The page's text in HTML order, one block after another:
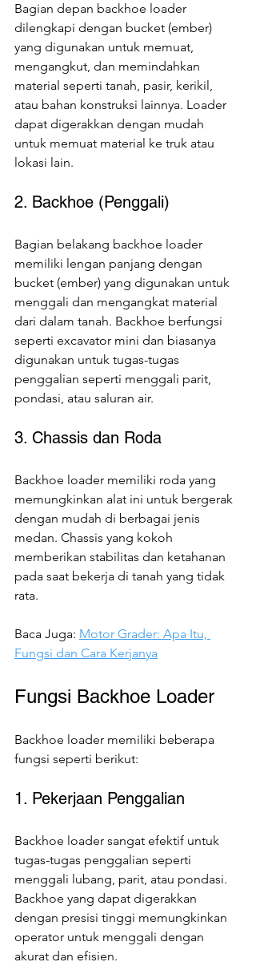
Bagian depan backhoe loader
dilengkapi dengan bucket (ember)
yang digunakan untuk memuat,
mengangkut, dan memindahkan
material seperti tanah, pasir, kerikil,
atau bahan konstruksi lainnya. Loader
dapat digerakkan dengan mudah
untuk memuat material ke truk atau
lokasi lain.
2. Backhoe (Penggali)
Bagian belakang backhoe loader
memiliki lengan panjang dengan
bucket (ember) yang digunakan untuk
menggali dan mengangkat material
dari dalam tanah. Backhoe berfungsi
seperti excavator mini dan biasanya
digunakan untuk tugas-tugas
penggalian seperti menggali parit,
pondasi, atau saluran air.
3. Chassis dan Roda
Backhoe loader memiliki roda yang
memungkinkan alat ini untuk bergerak
dengan mudah di berbagai jenis
medan. Chassis yang kokoh
memberikan stabilitas dan ketahanan
pada saat bekerja di tanah yang tidak
rata.
Baca Juga: Motor Grader: Apa Itu,
Fungsi dan Cara Kerjanya
Fungsi Backhoe Loader
Backhoe loader memiliki beberapa
fungsi seperti berikut:
1. Pekerjaan Penggalian
Backhoe loader sangat efektif untuk
tugas-tugas penggalian seperti
menggali lubang, parit, atau pondasi.
Backhoe yang dapat digerakkan
dengan presisi tinggi memungkinkan
operator untuk menggali dengan
akurat dan efisien.